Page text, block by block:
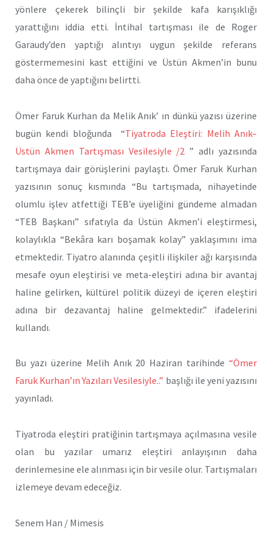
yönlere çekerek bilinçli bir şekilde kafa karışıklığı
yarattığını iddia etti. İntihal tartışması ile de Roger
Garaudy’den yaptığı alıntıyı uygun şekilde referans
göstermemesini kast ettiğini ve Üstün Akmen’in bunu
daha önce de yaptığını belirtti.
Ömer Faruk Kurhan da Melik Anık’ ın dünkü yazısı üzerine
bugün kendi bloğunda “Tiyatroda Eleştiri: Melih Anık–
Üstün Akmen Tartışması Vesilesiyle /2 ” adlı yazısında
tartışmaya dair görüşlerini paylaştı. Ömer Faruk Kurhan
yazısının sonuç kısmında “Bu tartışmada, nihayetinde
olumlu işlev atfettiği TEB’e üyeliğini gündeme almadan
“TEB Başkanı” sıfatıyla da Üstün Akmen’i eleştirmesi,
kolaylıkla “Bekâra karı boşamak kolay” yaklaşımını ima
etmektedir. Tiyatro alanında çeşitli ilişkiler ağı karşısında
mesafe oyun eleştirisi ve meta-eleştiri adına bir avantaj
haline gelirken, kültürel politik düzeyi de içeren eleştiri
adına bir dezavantaj haline gelmektedir.” ifadelerini
kullandı.
Bu yazı üzerine Melih Anık 20 Haziran tarihinde “Ömer
Faruk Kurhan’ın Yazıları Vesilesiyle..” başlığı ile yeni yazısını
yayınladı.
Tiyatroda eleştiri pratiğinin tartışmaya açılmasına vesile
olan bu yazılar umarız eleştiri anlayışının daha
derinlemesine ele alınması için bir vesile olur. Tartışmaları
izlemeye devam edeceğiz.
Senem Han / Mimesis